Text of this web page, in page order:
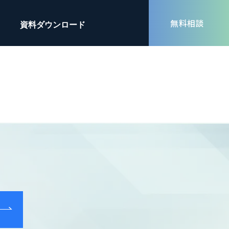
資料ダウンロード 無料相談